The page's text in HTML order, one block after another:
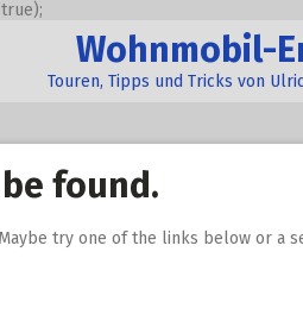
true);
Wohnmobil-
Touren, Tipps und Tricks von
found.
try one of the links below or a